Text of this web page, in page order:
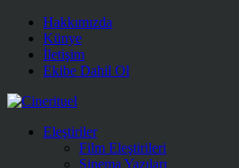
Hakkımızda
Künye
İletişim
Ekibe Dahil Ol
Eleştiriler
Film Eleştirileri
Sinema Yazıları